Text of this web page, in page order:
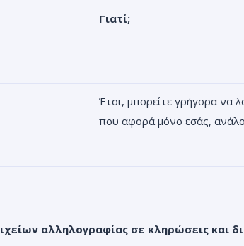
Γιατί;
Έτσι, μπορείτε γρήγορα να
που αφορά μόνο εσάς,
αλληλογραφίας σε κληρώσεις και